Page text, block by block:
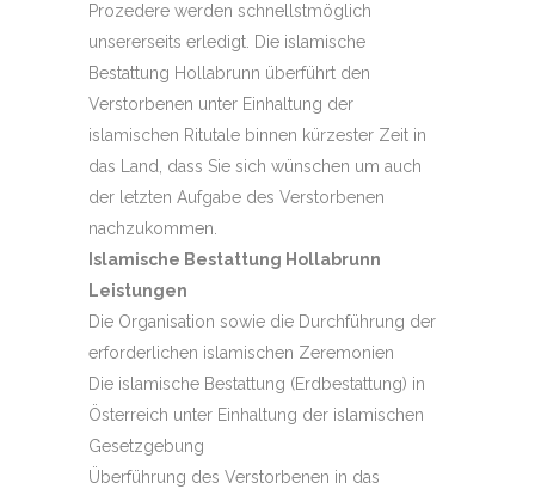
Prozedere werden schnellstmöglich
unsererseits erledigt. Die islamische
Bestattung Hollabrunn überführt den
Verstorbenen unter Einhaltung der
islamischen Ritutale binnen kürzester Zeit in
das Land, dass Sie sich wünschen um auch
der letzten Aufgabe des Verstorbenen
nachzukommen.
Islamische Bestattung Hollabrunn
Leistungen
Die Organisation sowie die Durchführung der
erforderlichen islamischen Zeremonien
Die islamische Bestattung (Erdbestattung) in
Österreich unter Einhaltung der islamischen
Gesetzgebung
Überführung des Verstorbenen in das